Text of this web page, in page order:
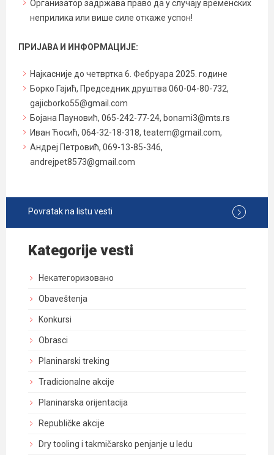
Организатор задржава право да у случају временских
неприлика или више силе откаже успон!
ПРИЈАВА И ИНФОРМАЦИЈЕ:
Најкасније до четвртка 6. Фебруара 2025. године
Борко Гајић, Председник друштва 060-04-80-732,
gajicborko55@gmail.com
Бојана Пауновић, 065-242-77-24, bonami3@mts.rs
Иван Ћосић, 064-32-18-318, teatem@gmail.com,
Андреј Петровић, 069-13-85-346,
andrejpet8573@gmail.com
Povratak na listu vesti
Kategorije vesti
Некатегоризовано
Obaveštenja
Konkursi
Obrasci
Planinarski treking
Tradicionalne akcije
Planinarska orijentacija
Republičke akcije
Dry tooling i takmičarsko penjanje u ledu